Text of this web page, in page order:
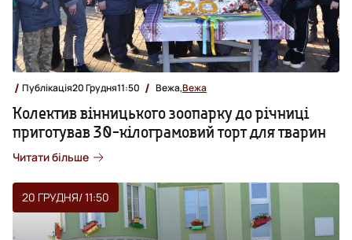
Публікація20 Грудня11:50 Вежа,Вежа
Колектив вінницького зоопарку до річниці
приготував 30-кілограмовий торт для тварин
Читати більше
20 ГРУДНЯ/ 11:50